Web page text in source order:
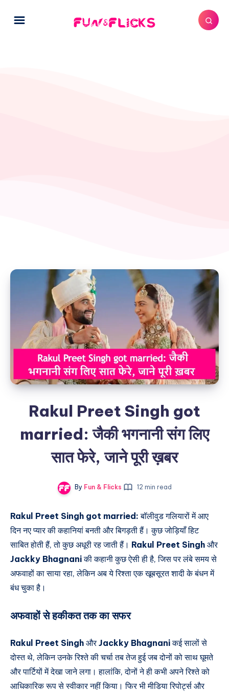
Rakul Preet Singh got
married: जैकी भगनानी संग लिए
सात फेरे, जाने पूरी ख़बर
By Fun & Flicks 12 min read
Rakul Preet Singh got married: बॉलीवुड गलियारों में आए
दिन नए प्यार की कहानियां बनती और बिगड़ती हैं। कुछ जोड़ियाँ हिट
साबित होती हैं, तो कुछ अधूरी रह जाती हैं। Rakul Preet Singh और
Jackky Bhagnaniकी कहानी कुछ ऐसी ही है, जिस पर लंबे समय से
अफवाहों का साया रहा, लेकिन अब ये रिश्ता एक खूबसूरत शादी के बंधन में
बंध चुका है।
अफवाहों से हकीकत तक का सफर
Rakul Preet Singh औरJackky Bhagnaniकई सालों से
दोस्त थे, लेकिन उनके रिश्ते की चर्चा तब तेज हुई जब दोनों को साथ घूमते
और पार्टियों में देखा जाने लगा। हालांकि, दोनों ने ही कभी अपने रिश्ते को
आधिकारिक रूप से स्वीकार नहीं किया। फिर भी मीडिया रिपोर्ट्स और